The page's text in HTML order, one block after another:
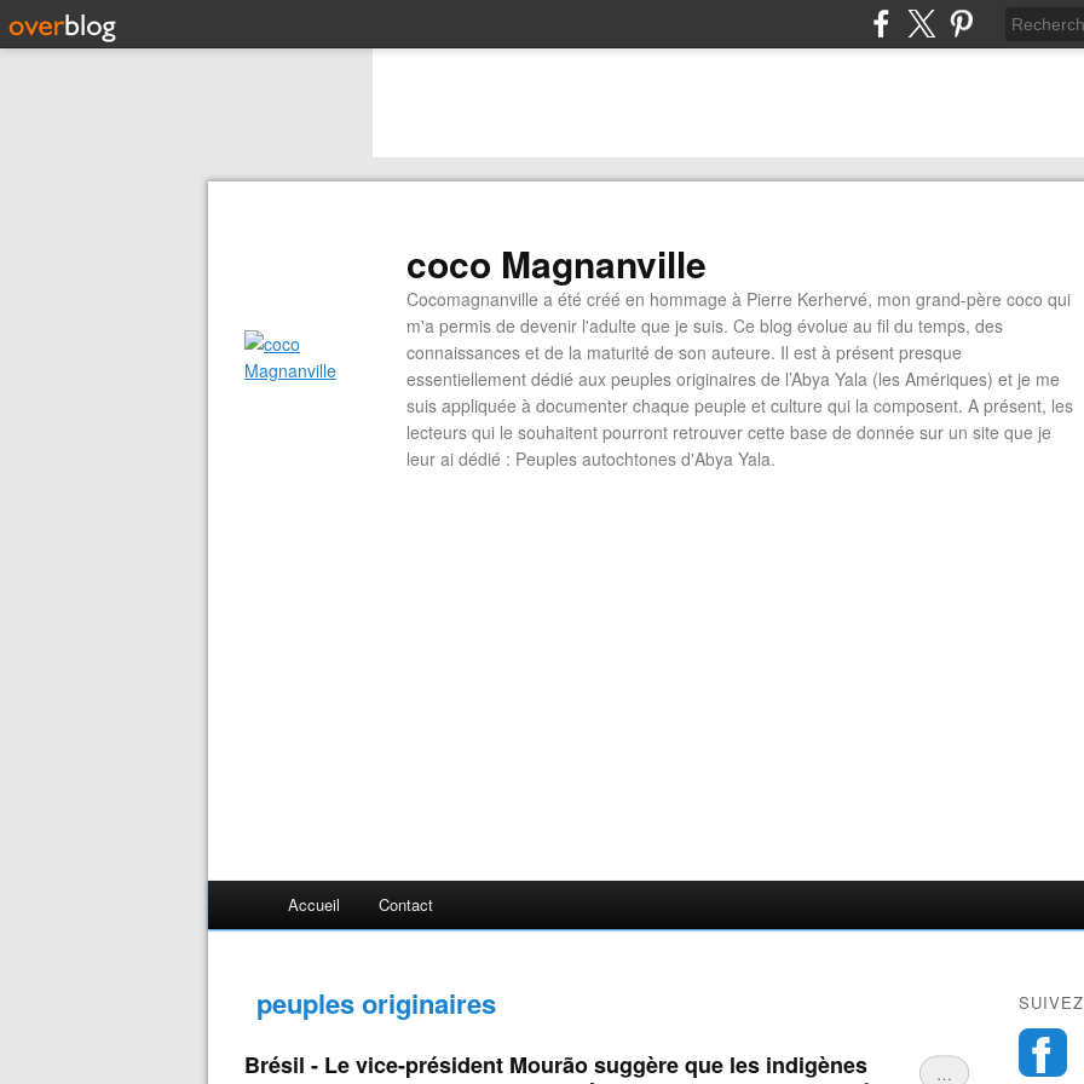
coco Magnanville
Cocomagnanville a été créé en hommage à Pierre Kerhervé, mon grand-père coco qui
m'a permis de devenir l'adulte que je suis. Ce blog évolue au fil du temps, des
connaissances et de la maturité de son auteure. Il est à présent presque
essentiellement dédié aux peuples originaires de l’Abya Yala (les Amériques) et je me
suis appliquée à documenter chaque peuple et culture qui la composent. A présent, les
lecteurs qui le souhaitent pourront retrouver cette base de donnée sur un site que je
leur ai dédié : Peuples autochtones d'Abya Yala.
Accueil Contact
peuples originaires
…
Brésil - Le vice-président Mourão suggère que les indigènes